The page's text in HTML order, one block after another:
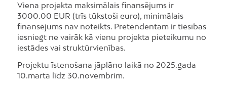
Viena projekta maksimālais finansējums ir
3000.00 EUR (trīs tūkstoši euro), minimālais
finansējums nav noteikts. Pretendentam ir tiesības
iesniegt ne vairāk kā vienu projekta pieteikumu no
iestādes vai struktūrvienības.
Projektu īstenošana jāplāno laikā no 2025.gada
10.marta līdz 30.novembrim.